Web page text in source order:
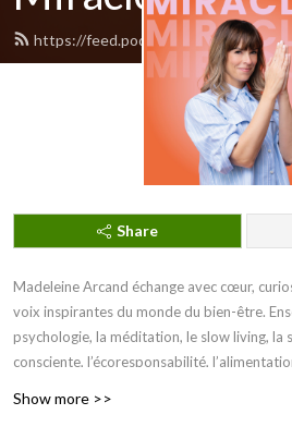
https://feed.podbean.com/
Share
Madeleine Arcand échange avec cœur,
voix inspirantes du monde du bien-être.
psychologie, la méditation, le slow living, la
consciente, l’écoresponsabilité,
Show more >>